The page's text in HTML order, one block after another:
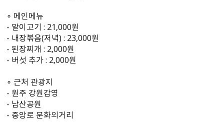
∘ 메인메뉴
- 말이고기 : 21,000원
- 내장볶음(저녁) : 23,000원
- 된장찌개 : 2,000원
- 버섯 추가 : 2,000원
∘ 근처 관광지
- 원주 강원감영
- 남산공원
- 중앙로 문화의거리